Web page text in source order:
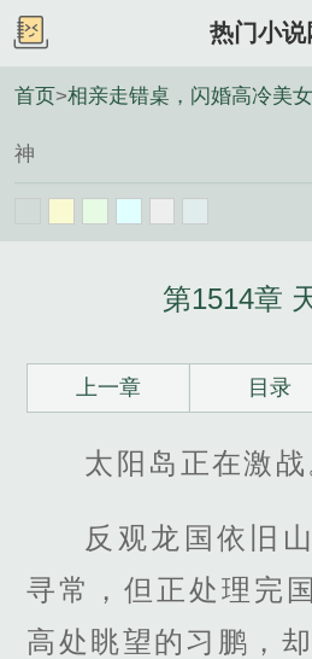
热门小说
首页>相亲走错桌，闪婚高冷美
神
第1514章
上一章 目录
太阳岛正在激战
反观龙国依旧
寻常，但正处理完
高处眺望的习鹏，